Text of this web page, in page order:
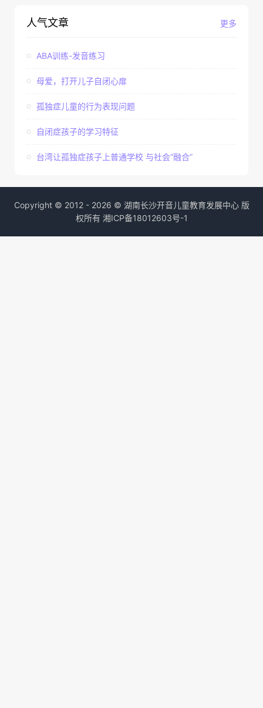
更多
人气文章
ABA训练-发音练习
母爱，打开儿子自闭心扉
孤独症儿童的行为表现问题
自闭症孩子的学习特征
台湾让孤独症孩子上普通学校 与社会“融合”
Copyright © 2012 - 2026 © 湖南长沙开音儿童教育发展中心 版
权所有 湘ICP备18012603号-1